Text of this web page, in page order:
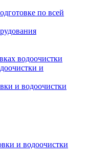
по всей
водоочистки
и
и водоочистки
и водоочистки